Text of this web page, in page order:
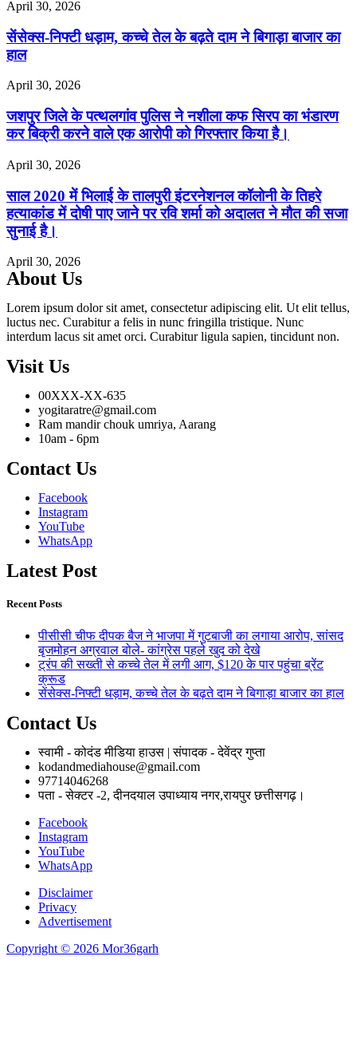
April 30, 2026
सेंसेक्स-निफ्टी धड़ाम, कच्चे तेल के बढ़ते दाम ने बिगाड़ा बाजार का
हाल
April 30, 2026
जशपुर जिले के पत्थलगांव पुलिस ने नशीला कफ सिरप का भंडारण
कर बिक्री करने वाले एक आरोपी को गिरफ्तार किया है।
April 30, 2026
साल 2020 में भिलाई के तालपुरी इंटरनेशनल कॉलोनी के तिहरे
हत्याकांड में दोषी पाए जाने पर रवि शर्मा को अदालत ने मौत की सजा
सुनाई है।
April 30, 2026
About Us
Lorem ipsum dolor sit amet, consectetur adipiscing elit. Ut elit tellus,
luctus nec. Curabitur a felis in nunc fringilla tristique. Nunc
interdum lacus sit amet orci. Curabitur ligula sapien, tincidunt non.
Visit Us
00XXX-XX-635
yogitaratre@gmail.com
Ram mandir chouk umriya, Aarang
10am - 6pm
Contact Us
Facebook
Instagram
YouTube
WhatsApp
Latest Post
Recent Posts
पीसीसी चीफ दीपक बैज ने भाजपा में गुटबाजी का लगाया आरोप, सांसद
बृजमोहन अग्रवाल बोले- कांग्रेस पहले खुद को देखे
ट्रंप की सख्ती से कच्चे तेल में लगी आग, $120 के पार पहुंचा ब्रेंट
क्रूड
सेंसेक्स-निफ्टी धड़ाम, कच्चे तेल के बढ़ते दाम ने बिगाड़ा बाजार का हाल
Contact Us
स्वामी - कोदंड मीडिया हाउस | संपादक - देवेंद्र गुप्ता
kodandmediahouse@gmail.com
97714046268
पता - सेक्टर -2, दीनदयाल उपाध्याय नगर,रायपुर छत्तीसगढ़।
Facebook
Instagram
YouTube
WhatsApp
Disclaimer
Privacy
Advertisement
Copyright © 2026 Mor36garh